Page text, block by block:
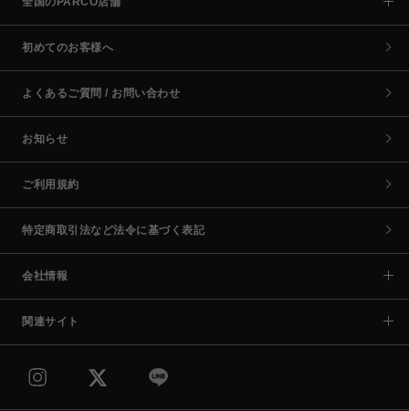
初めてのお客様へ
よくあるご質問 / お問い合わせ
お知らせ
ご利用規約
特定商取引法など法令に基づく表記
会社情報
関連サイト